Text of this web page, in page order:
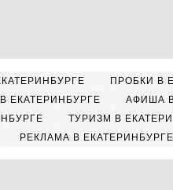
ПРОБКИ В
ЕКАТЕРИНБУРГЕ
АФИША
ТУРИЗМ В
РЕКЛАМА В ЕКАТЕРИНБУРГЕ